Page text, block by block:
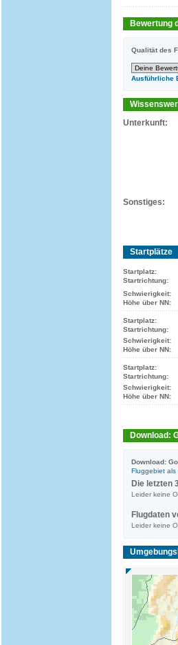
Bewertung
Qualität des
Ausführliche
Unterkunft:
Sonstiges:
Startplätze
Startplatz:
Startrichtung:
Schwierigkeit:
Höhe über NN:
Startplatz:
Startrichtung:
Schwierigkeit:
Höhe über NN:
Startplatz:
Startrichtung:
Schwierigkeit:
Höhe über NN:
Download:
Download:
Fluggebiet als
Die letzten
Leider keine
Flugdaten
Leider keine